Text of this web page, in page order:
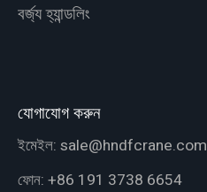
বর্জ্য হ্যান্ডলিং
যোগাযোগ করুন
ইমেইল: sale@hndfcrane.com
ফোন: +86 191 3738 6654